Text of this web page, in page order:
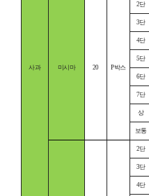
사과 미시마 20 P박스
2단
3단
4단
5단
6단
7단
상
보통
2단
3단
4단